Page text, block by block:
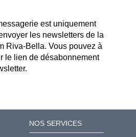
est uniquement
les newsletters de la
Riva-Bella. Vous pouvez à
le lien de désabonnement
NOS SERVICES